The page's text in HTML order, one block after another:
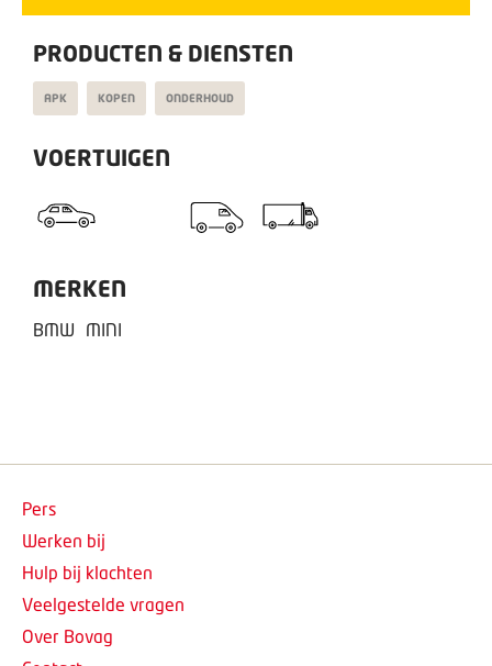
PRODUCTEN & DIENSTEN
APK KOPEN ONDERHOUD
VOERTUIGEN
MERKEN
BMW MINI
Pers
Werken bij
Hulp bij klachten
Veelgestelde vragen
Over Bovag